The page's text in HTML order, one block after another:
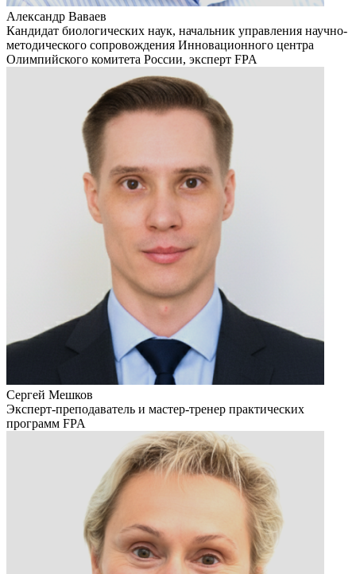
Александр Ваваев
Кандидат биологических наук, начальник управления научно-
методического сопровождения Инновационного центра
Олимпийского комитета России, эксперт FPA
Сергей Мешков
Эксперт-преподаватель и мастер-тренер практических
программ FPA